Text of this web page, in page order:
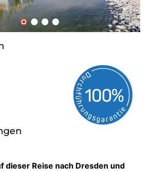
dieser Reise nach Dresden und